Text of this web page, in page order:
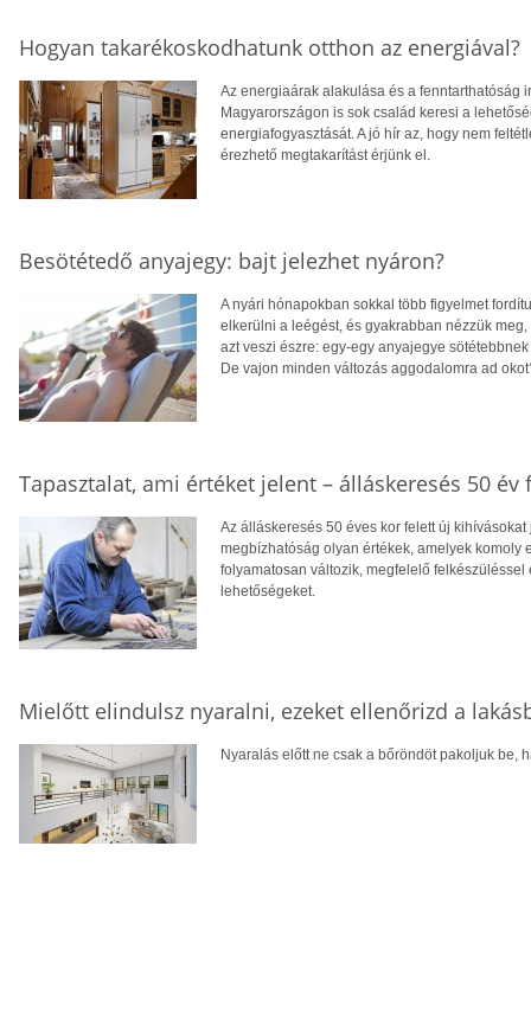
Hogyan takarékoskodhatunk otthon az energiával?
Az energiaárak alakulása és a fenntarthatóság
Magyarországon is sok család keresi a
energiafogyasztását. A jó hír az, hogy nem
érezhető megtakarítást érjünk el.
Besötétedő anyajegy: bajt jelezhet nyáron?
A nyári hónapokban sokkal több figyelmet
elkerülni a leégést, és gyakrabban nézzük
azt veszi észre: egy-egy anyajegye
De vajon minden változás aggodalomra ad
Tapasztalat, ami értéket jelent – álláskeresés 50 év
Az álláskeresés 50 éves kor felett új
megbízhatóság olyan értékek, amelyek komoly
folyamatosan változik, megfelelő
lehetőségeket.
Mielőtt elindulsz nyaralni, ezeket ellenőrizd a
Nyaralás előtt ne csak a bőröndöt pakoljuk be,